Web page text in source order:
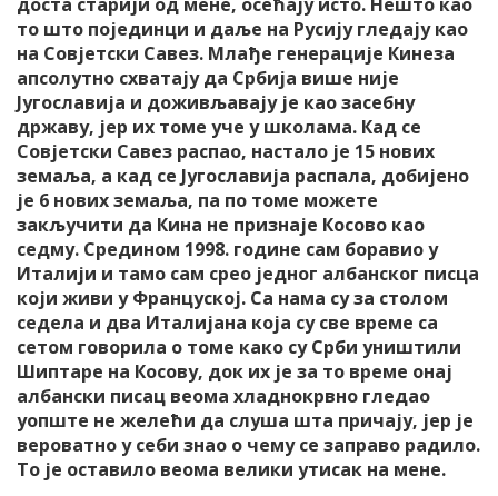
то што појединци и даље на Русију гледају као
на Совјетски Савез. Млађе генерације Кинеза
апсолутно схватају да Србија више није
Југославија и доживљавају је као засебну
државу, јер их томе уче у школама. Кад се
Совјетски Савез распао, настало је 15 нових
земаља, а кад се Југославија распала, добијено
је 6 нових земаља, па по томе можете
закључити да Кина не признаје Косово као
седму. Средином 1998. године сам боравио у
Италији и тамо сам срео једног албанског писца
који живи у Француској. Са нама су за столом
седела и два Италијана која су све време са
сетом говорила о томе како су Срби уништили
Шиптаре на Косову, док их је за то време онај
албански писац веома хладнокрвно гледао
уопште не желећи да слуша шта причају, јер је
вероватно у себи знао о чему се заправо радило.
То је оставило веома велики утисак на мене.